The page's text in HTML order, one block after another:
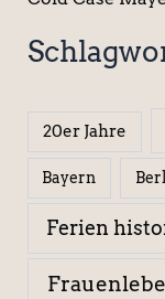
20er Jahre
Bayern
Ferien